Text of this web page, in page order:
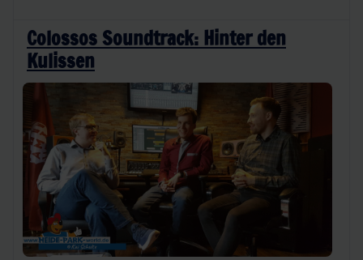
Colossos Soundtrack: Hinter den
Kulissen